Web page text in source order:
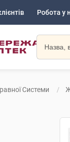
Робота у
Системи